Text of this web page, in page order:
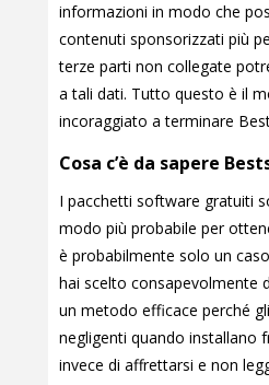
informazioni in modo che
contenuti sponsorizzati più
terze parti non collegate
a tali dati. Tutto questo è il
incoraggiato a terminare
Cosa c’è da sapere
I pacchetti software gratuiti
modo più probabile per
è probabilmente solo un
hai scelto consapevolmente
un metodo efficace perché
negligenti quando installano
invece di affrettarsi e non